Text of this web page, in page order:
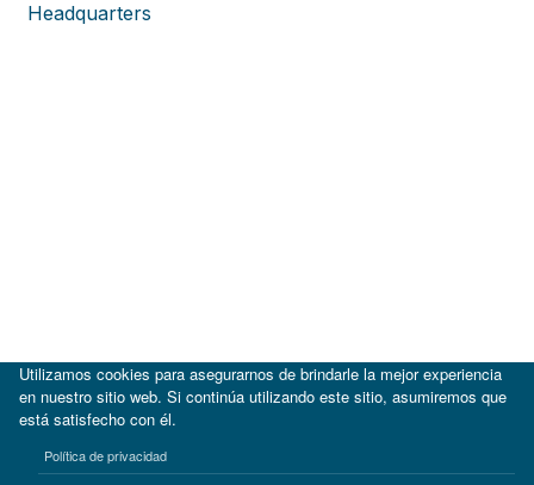
Headquarters
Utilizamos cookies para asegurarnos de brindarle la mejor experiencia
en nuestro sitio web. Si continúa utilizando este sitio, asumiremos que
está satisfecho con él.
Política de privacidad